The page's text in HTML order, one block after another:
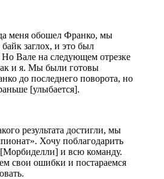
меня обошел Франко, мы
байк заглох, и это был
Вале на следующем отрезке
и я. Мы были готовы
до последнего поворота, но
[улыбается].
результата достигли, мы
Хочу поблагодарить
и всю команду.
свои ошибки и постараемся